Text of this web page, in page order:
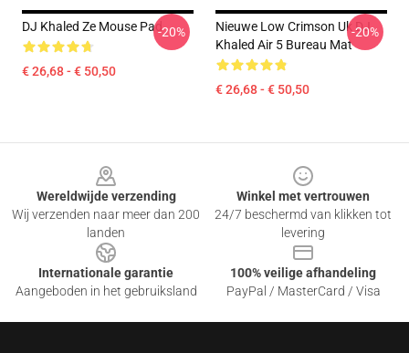
DJ Khaled Ze Mouse Pad
€ 26,68 - € 50,50
-20%
Nieuwe Low Crimson Uk DJ
Khaled Air 5 Bureau Mat
€ 26,68 - € 50,50
-20%
Wereldwijde verzending
Wij verzenden naar meer dan 200
landen
Winkel met vertrouwen
24/7 beschermd van klikken tot
levering
Internationale garantie
Aangeboden in het gebruiksland
100% veilige afhandeling
PayPal / MasterCard / Visa